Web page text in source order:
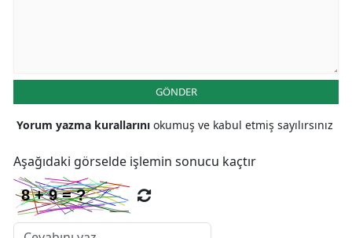
GÖNDER
Yorum yazma kurallarını okumuş ve kabul etmiş sayılırsınız
Aşağıdaki görselde işlemin sonucu kaçtır